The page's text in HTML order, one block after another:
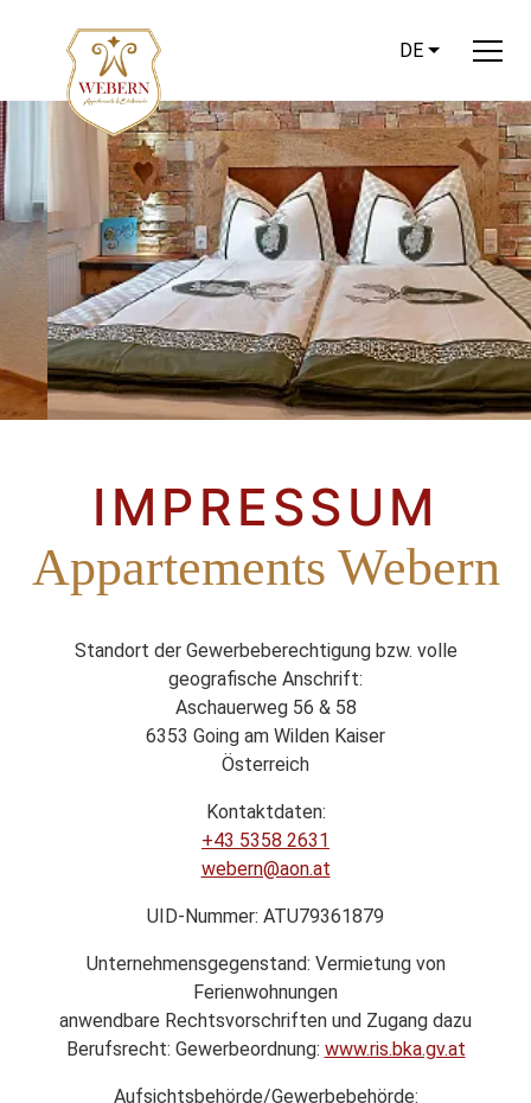
DE
IMPRESSUM
Appartements Webern
Standort der Gewerbeberechtigung bzw. volle
geografische Anschrift:
Aschauerweg 56 & 58
6353 Going am Wilden Kaiser
Österreich
Kontaktdaten:
+43 5358 2631
webern@aon.at
UID-Nummer: ATU79361879
Unternehmensgegenstand: Vermietung von
Ferienwohnungen
anwendbare Rechtsvorschriften und Zugang dazu
Berufsrecht: Gewerbeordnung: www.ris.bka.gv.at
Aufsichtsbehörde/Gewerbebehörde: